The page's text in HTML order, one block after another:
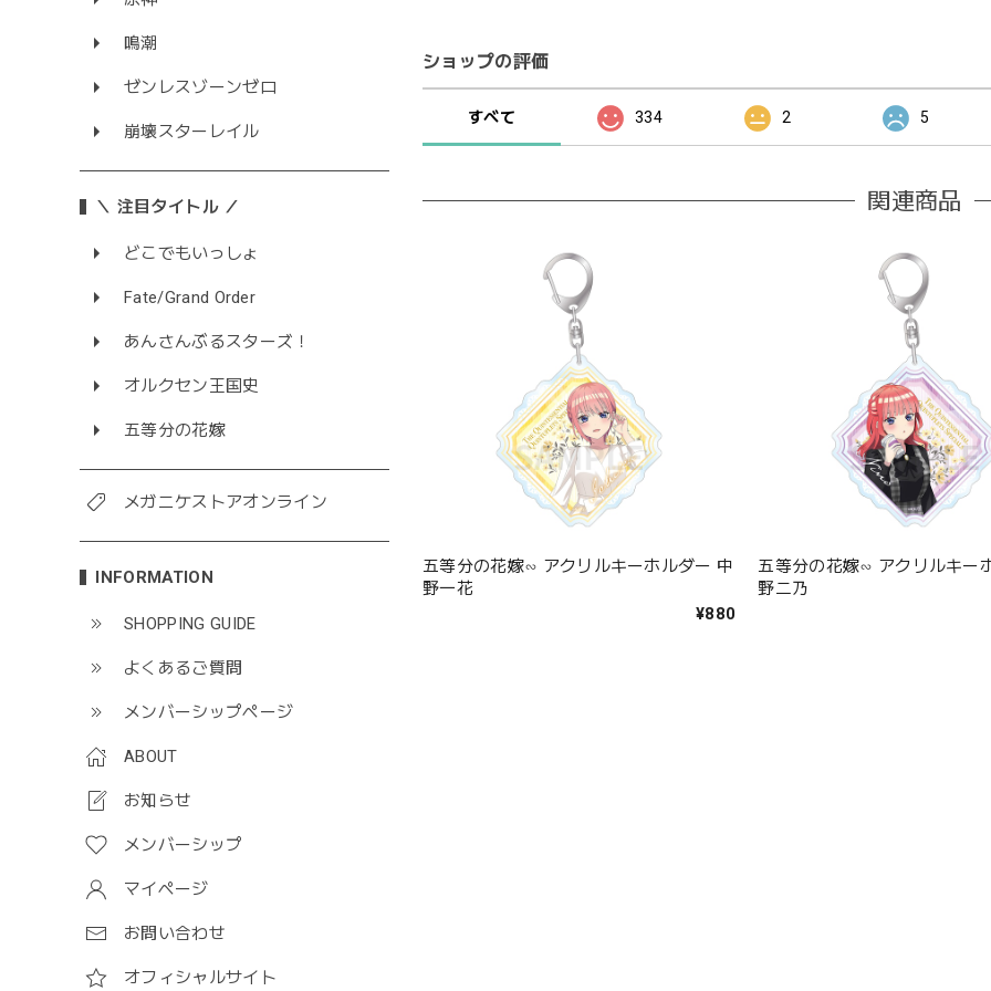
鳴潮
ゼンレスゾーンゼロ
崩壊スターレイル
＼ 注目タイトル ／
どこでもいっしょ
Fate/Grand Order
あんさんぶるスターズ！
オルクセン王国史
五等分の花嫁
メガニケストアオンライン
INFORMATION
SHOPPING GUIDE
よくあるご質問
メンバーシップページ
ABOUT
お知らせ
メンバーシップ
マイページ
お問い合わせ
オフィシャルサイト
ショップの評価
すべて 334 2 5
関連商品
五等分の花嫁∽ アクリルキーホルダー 中
野一花
¥880
五等分の花嫁∽ アクリルキー
野二乃